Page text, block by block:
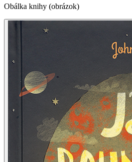
Obálka knihy (obrázok)